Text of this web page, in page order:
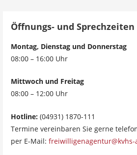
Öffnungs- und Sprechzeiten
Montag, Dienstag und Donnerstag
08:00 – 16:00 Uhr
Mittwoch und Freitag
08:00 – 12:00 Uhr
Hotline: (04931) 1870-111
Termine vereinbaren Sie gerne
per E-Mail: